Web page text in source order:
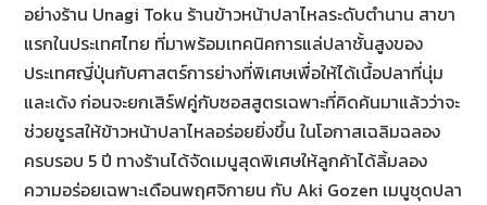
อย่างร้าน Unagi Toku ร้านข้าวหน้าปลาไหลระดับตำนาน สาขา
แรกในประเทศไทย ที่มาพร้อมเทคนิคการแล่ปลาชั้นสูงของ
ประเทศญี่ปุ่นกับศาสตร์การย่างที่พิเศษเพื่อให้ได้เนื้อปลาที่นุ่ม
และเด้ง ก่อนจะยกเสิร์ฟคู่กับซอสสูตรเฉพาะที่คิดค้นมาแล้วว่าจะ
ช่วยชูรสให้ข้าวหน้าปลาไหลอร่อยยิ่งขึ้น ในโอกาสเฉลิมฉลอง
ครบรอบ 5 ปี ทางร้านได้จัดเมนูสุดพิเศษให้ลูกค้าได้ลิ้มลอง
ความอร่อยเฉพาะเดือนพฤศจิกายน กับ Aki Gozen เมนูชุดปลา